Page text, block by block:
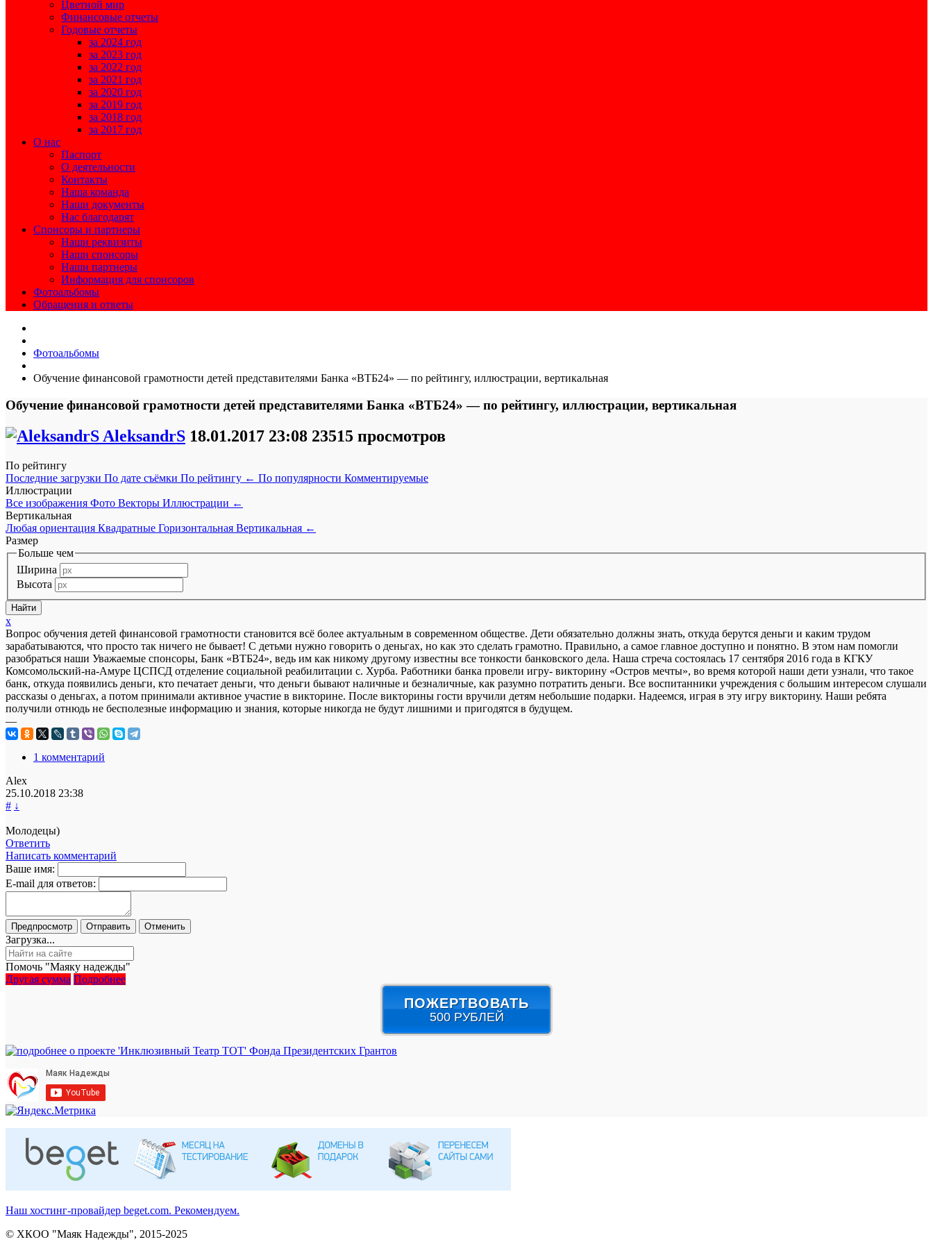
Цветной мир
Финансовые отчеты
Годовые отчеты
за 2024 год
за 2023 год
за 2022 год
за 2021 год
за 2020 год
за 2019 год
за 2018 год
за 2017 год
О нас
Паспорт
О деятельности
Контакты
Наша команда
Наши документы
Нас благодарят
Спонсоры и партнеры
Наши реквизиты
Наши спонсоры
Наши партнеры
Информация для спонсоров
Фотоальбомы
Обращения и ответы
Фотоальбомы
Обучение финансовой грамотности детей представителями Банка «ВТБ24» — по рейтингу, иллюстрации, вертикальная
Обучение финансовой грамотности детей представителями Банка «ВТБ24» — по рейтингу, иллюстрации, вертикальная
AleksandrS 18.01.2017 23:08 23515 просмотров
По рейтингу
Последние загрузки По дате съёмки По рейтингу ← По популярности Комментируемые
Иллюстрации
Все изображения Фото Векторы Иллюстрации ←
Вертикальная
Любая ориентация Квадратные Горизонтальная Вертикальная ←
Размер
Больше чем
Ширина
Высота
x
Вопрос обучения детей финансовой грамотности становится всё более актуальным в современном обществе. Дети обязательно должны знать, откуда берутся деньги и каким трудом
зарабатываются, что просто так ничего не бывает! С детьми нужно говорить о деньгах, но как это сделать грамотно. Правильно, а самое главное доступно и понятно. В этом нам помогли
разобраться наши Уважаемые спонсоры, Банк «ВТБ24», ведь им как никому другому известны все тонкости банковского дела. Наша стреча состоялась 17 сентября 2016 года в КГКУ
Комсомольский-на-Амуре ЦСПСД отделение социальной реабилитации с. Хурба. Работники банка провели игру- викторину «Остров мечты», во время которой наши дети узнали, что такое
банк, откуда появились деньги, кто печатает деньги, что деньги бывают наличные и безналичные, как разумно потратить деньги. Все воспитанники учреждения с большим интересом слушали
рассказы о деньгах, а потом принимали активное участие в викторине. После викторины гости вручили детям небольшие подарки. Надеемся, играя в эту игру викторину. Наши ребята
получили отнюдь не бесполезные информацию и знания, которые никогда не будут лишними и пригодятся в будущем.
—
1 комментарий
Alex
25.10.2018 23:38
# ↓
Молодецы)
Ответить
Написать комментарий
Ваше имя:
E-mail для ответов:
Загрузка...
Помочь "Маяку надежды"
Другая сумма Подробнее
ПОЖЕРТВОВАТЬ
500 РУБЛЕЙ
Наш хостинг-провайдер beget.com. Рекомендуем.
© ХКОО "Маяк Надежды", 2015-2025